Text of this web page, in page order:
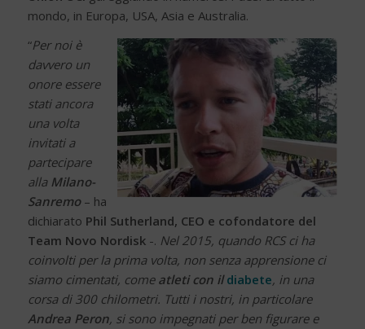
mondo, in Europa, USA, Asia e Australia.
“Per noi è
davvero un
onore essere
stati ancora
una volta
invitati a
partecipare
alla Milano-
Sanremo– ha
dichiarato Phil Sutherland, CEO e cofondatore del
Team Novo Nordisk-. Nel 2015, quando RCS ci ha
coinvolti per la prima volta, non senza apprensione ci
siamo cimentati, come atleti con ildiabete, in una
corsa di 300 chilometri. Tutti i nostri, in particolare
Andrea Peron, si sono impegnati per ben figurare e